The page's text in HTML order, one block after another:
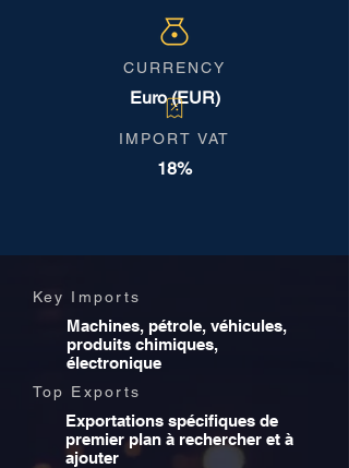
CURRENCY
Euro (EUR)
IMPORT VAT
18%
Key Imports
Machines, pétrole, véhicules,
produits chimiques,
électronique
Top Exports
Exportations spécifiques de
premier plan à rechercher et à
ajouter